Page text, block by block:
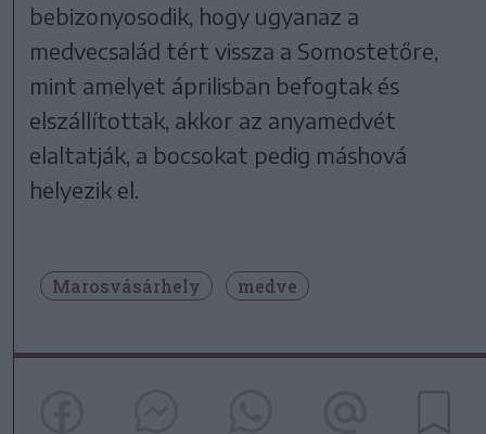
bebizonyosodik, hogy ugyanaz a
medvecsalád tért vissza a Somostetőre,
mint amelyet áprilisban befogtak és
elszállítottak, akkor az anyamedvét
elaltatják, a bocsokat pedig máshová
helyezik el.
Marosvásárhely medve